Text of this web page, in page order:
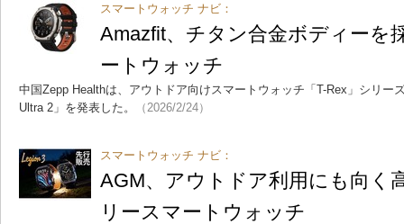
スマートウォッチ ナビ：
Amazfit、チタン合金ボディーを
ートウォッチ
中国Zepp Healthは、アウトドア向けスマートウォッチ「T-Rex」シリー
Ultra 2」を発表した。
（2026/2/24）
スマートウォッチ ナビ：
AGM、アウトドア利用にも向く
リースマートウォッチ